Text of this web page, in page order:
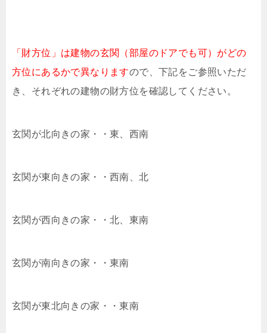
「財方位」は建物の玄関（部屋のドアでも可）がどの
方位にあるかで異なりますので、下記をご参照いただ
き、それぞれの建物の財方位を確認してください。
玄関が北向きの家・・東、西南
玄関が東向きの家・・西南、北
玄関が西向きの家・・北、東南
玄関が南向きの家・・東南
玄関が東北向きの家・・東南